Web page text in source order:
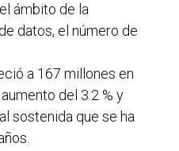
ámbito de la
datos, el número de
a 167 millones en
del 3.2 % y
sostenida que se ha